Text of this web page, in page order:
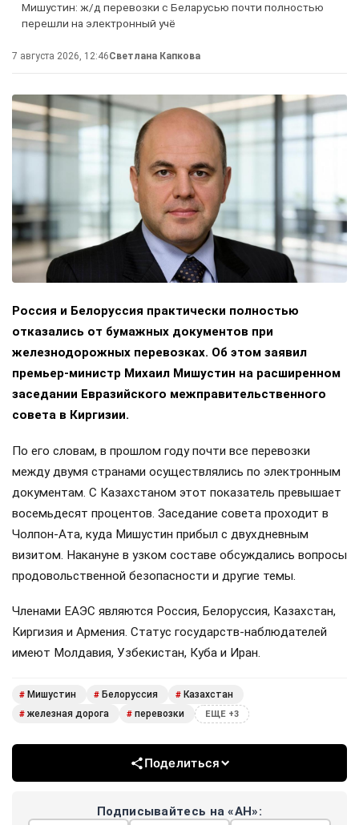
Мишустин: ж/д перевозки с Беларусью почти полностью
перешли на электронный учё
7 августа 2026, 12:46Светлана Капкова
Россия и Белоруссия практически полностью
отказались от бумажных документов при
железнодорожных перевозках. Об этом заявил
премьер-министр Михаил Мишустин на расширенном
заседании Евразийского межправительственного
совета в Киргизии.
По его словам, в прошлом году почти все перевозки
между двумя странами осуществлялись по электронным
документам. С Казахстаном этот показатель превышает
восемьдесят процентов. Заседание совета проходит в
Чолпон-Ата, куда Мишустин прибыл с двухдневным
визитом. Накануне в узком составе обсуждались вопросы
продовольственной безопасности и другие темы.
Членами ЕАЭС являются Россия, Белоруссия, Казахстан,
Киргизия и Армения. Статус государств-наблюдателей
имеют Молдавия, Узбекистан, Куба и Иран.
# Мишустин # Белоруссия # Казахстан
# железная дорога # перевозки ЕЩЕ +3
Поделиться
Подписывайтесь на «АН»: